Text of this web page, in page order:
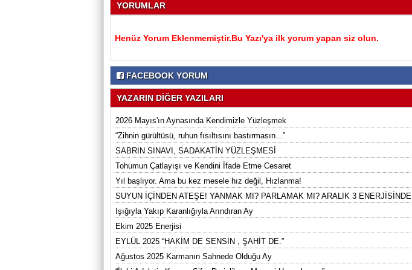
YORUMLAR
Henüz Yorum Eklenmemiştir.Bu Yazı'ya ilk yorum yapan siz olun.
FACEBOOK YORUM
YAZARIN DİĞER YAZILARI
2026 Mayıs'ın Aynasında Kendimizle Yüzleşmek
“Zihnin gürültüsü, ruhun fısıltısını bastırmasın...”
SABRIN SINAVI, SADAKATİN YÜZLEŞMESİ
Tohumun Çatlayışı ve Kendini İfade Etme Cesaret
Yıl başlıyor. Ama bu kez mesele hız değil, Hızlanma!
SUYUN İÇİNDEN ATEŞE! YANMAK MI? PARLAMAK MI? ARALIK 3 ENERJİSİNDE
Işığıyla Yakıp Karanlığıyla Arındıran Ay
Ekim 2025 Enerjisi
EYLÜL 2025 “HAKİM DE SENSİN , ŞAHİT DE.”
Ağustos 2025 Karmanın Sahnede Olduğu Ay